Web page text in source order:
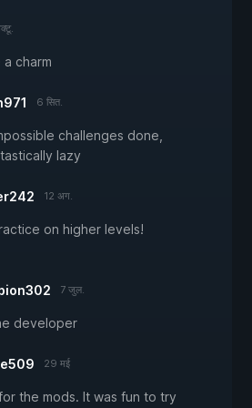
charm
6 सित.
challenges done,
lazy
12 अग.
on higher levels!
7 जुल.
developer
29 मई
the mods. It was fun to try